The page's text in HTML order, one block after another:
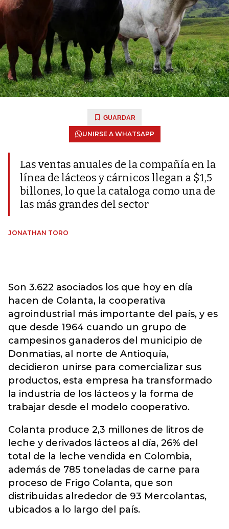
GUARDAR
UNIRSE A WHATSAPP
Las ventas anuales de la compañía en la
línea de lácteos y cárnicos llegan a $1,5
billones, lo que la cataloga como una de
las más grandes del sector
JONATHAN TORO
Son 3.622 asociados los que hoy en día
hacen de Colanta, la cooperativa
agroindustrial más importante del país, y es
que desde 1964 cuando un grupo de
campesinos ganaderos del municipio de
Donmatias, al norte de Antioquía,
decidieron unirse para comercializar sus
productos, esta empresa ha transformado
la industria de los lácteos y la forma de
trabajar desde el modelo cooperativo.
Colanta produce 2,3 millones de litros de
leche y derivados lácteos al día, 26% del
total de la leche vendida en Colombia,
además de 785 toneladas de carne para
proceso de Frigo Colanta, que son
distribuidas alrededor de 93 Mercolantas,
ubicados a lo largo del país.